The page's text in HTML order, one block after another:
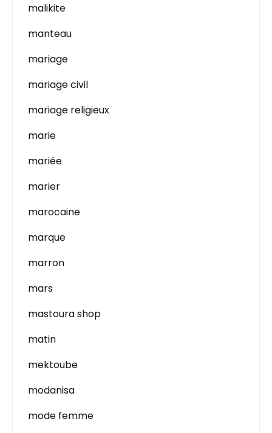
malikite
manteau
mariage
mariage civil
mariage religieux
marie
mariée
marier
marocaine
marque
marron
mars
mastoura shop
matin
mektoube
modanisa
mode femme